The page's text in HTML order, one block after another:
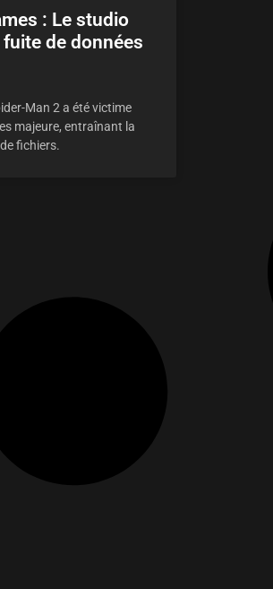
: Le studio
de données
Man 2 a été victime
majeure, entraînant la
fichiers.